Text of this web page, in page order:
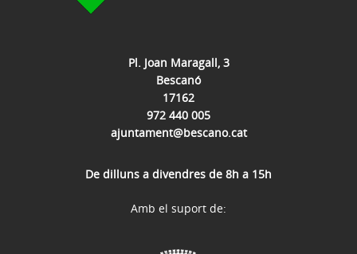
Pl. Joan Maragall, 3
Bescanó
17162
972 440 005
ajuntament@bescano.cat
De dilluns a divendres de 8h a 15h
Amb el suport de: